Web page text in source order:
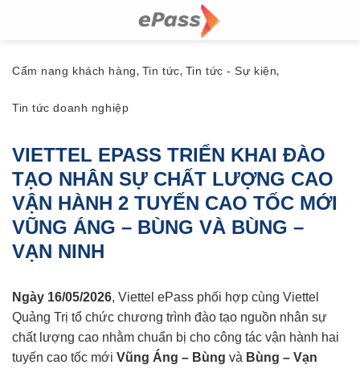
Cẩm nang khách hàng, Tin tức, Tin tức - Sự kiện,
Tin tức doanh nghiệp
VIETTEL EPASS TRIỂN KHAI ĐÀO
TẠO NHÂN SỰ CHẤT LƯỢNG CAO
VẬN HÀNH 2 TUYẾN CAO TỐC MỚI
VŨNG ÁNG – BÙNG VÀ BÙNG –
VẠN NINH
Ngày 16/05/2026, Viettel ePass phối hợp cùng Viettel
Quảng Trị tổ chức chương trình đào tạo nguồn nhân sự
chất lượng cao nhằm chuẩn bị cho công tác vận hành hai
tuyến cao tốc mới Vũng Áng – Bùng và Bùng – Vạn